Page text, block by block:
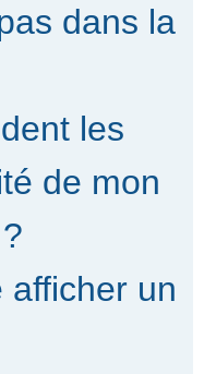
dans la
les
de mon
afficher un